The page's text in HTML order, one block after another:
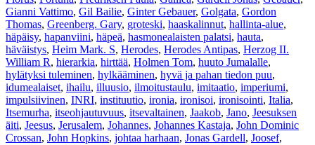
Gianni Vattimo, Gil Bailie, Ginter Gebauer, Golgata, Gordon
Thomas, Greenberg. Gary, groteski, haaskalinnut, hallinta-alue,
häpäisy, hapanviini, häpeä, hasmonealaisten palatsi, hauta,
häväistys, Heim Mark. S, Herodes, Herodes Antipas, Herzog II.
William R, hierarkia, hirttää, Holmen Tom, huuto Jumalalle,
hylätyksi tuleminen, hylkääminen, hyvä ja pahan tiedon puu,
idumealaiset, ihailu, illuusio, ilmoitustaulu, imitaatio, imperiumi,
impulsiivinen, INRI, instituutio, ironia, ironisoi, ironisointi, Italia,
Itsemurha, itseohjautuvuus, itsevaltainen, Jaakob, Jano, Jeesuksen
äiti, Jeesus, Jerusalem, Johannes, Johannes Kastaja, John Dominic
Crossan, John Hopkins, johtaa harhaan, Jonas Gardell, Joosef,